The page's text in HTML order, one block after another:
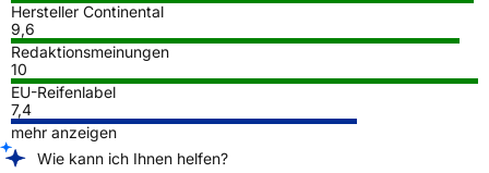
Hersteller Continental
9,6
Redaktionsmeinungen
10
EU-Reifenlabel
7,4
mehr anzeigen
Wie kann ich Ihnen helfen?